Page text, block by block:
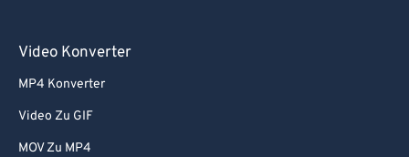
Video Konverter
MP4 Konverter
Video Zu GIF
MOV Zu MP4